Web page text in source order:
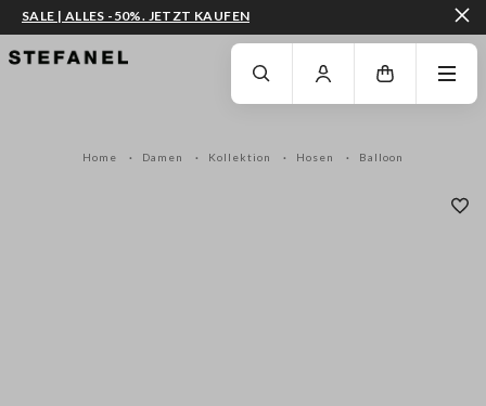
ZUM HAUPTINHALT SPRINGEN GEHEN SIE ZUM ENDE DER SEITE
SALE | ALLES -50%. JETZT KAUFEN
Home Damen Kollektion Hosen Balloon